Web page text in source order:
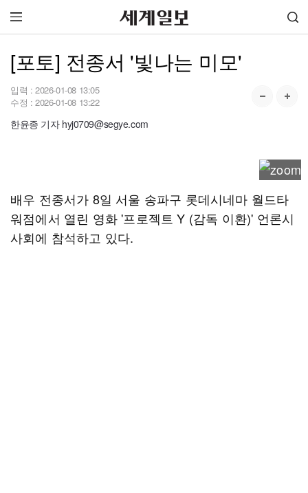
[포토] 전종서 '빛나는 미모'
입력 : 2026-01-08 13:05
수정 : 2026-01-08 13:22
한윤종 기자 hyj0709@segye.com
배우 전종서가 8일 서울 송파구 롯데시네마 월드타
워점에서 열린 영화 '프로젝트 Y (감독 이환)' 언론시
사회에 참석하고 있다.